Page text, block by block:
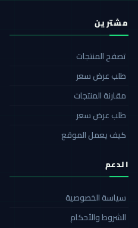
مشترين
تصفح المنتجات
طلب عرض سعر
مقارنة المنتجات
طلب عرض سعر
كيف يعمل الموقع
الدعم
سياسة الخصوصية
الشروط والأحكام